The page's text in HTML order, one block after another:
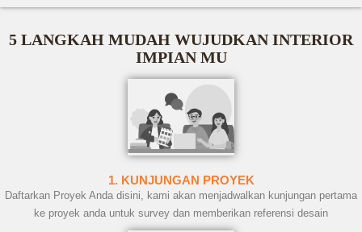
5 LANGKAH MUDAH WUJUDKAN INTERIOR
IMPIAN MU
1. KUNJUNGAN PROYEK
Daftarkan Proyek Anda disini, kami akan menjadwalkan kunjungan pertama
ke proyek anda untuk survey dan memberikan referensi desain